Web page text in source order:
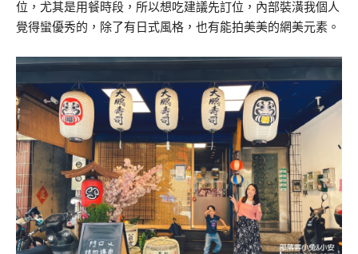
位，尤其是用餐時段，所以想吃建議先訂位，內部裝潢我個人
覺得蠻優秀的，除了有日式風格，也有能拍美美的網美元素。